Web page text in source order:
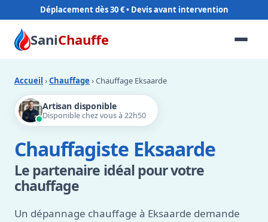
Déplacement dès 30 €
SaniChauffe
Accueil ›Chauffage › Chauffage Eksaarde
Artisan disponible
Disponible chez vous à 22h50
Chauffagiste Eksaarde
Le partenaire idéal pour votre
chauffage
Un dépannage chauffage à Eksaarde demande